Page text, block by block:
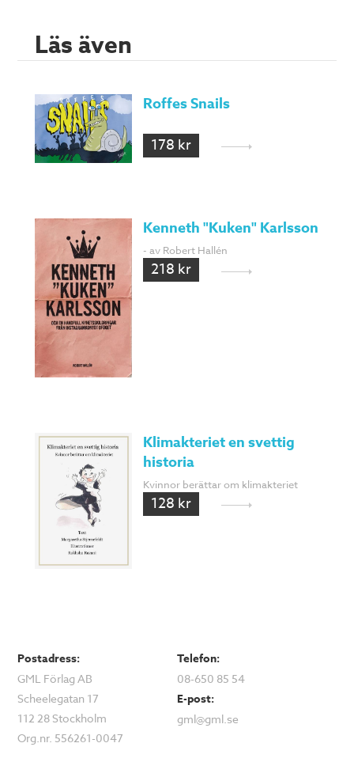
Läs även
Roffes Snails
178 kr
Kenneth "Kuken" Karlsson
- av Robert Hallén
218 kr
Klimakteriet en svettig
historia
Kvinnor berättar om klimakteriet
128 kr
Postadress:
GML Förlag AB
Scheelegatan 17
112 28 Stockholm
Org.nr. 556261-0047
Telefon:
08-650 85 54
E-post:
gml@gml.se